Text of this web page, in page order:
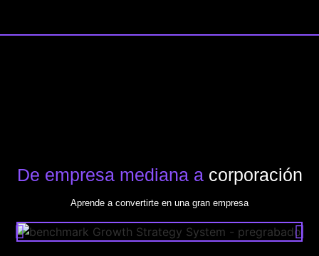
De empresa mediana acorporación
Aprende a convertirte en una gran empresa